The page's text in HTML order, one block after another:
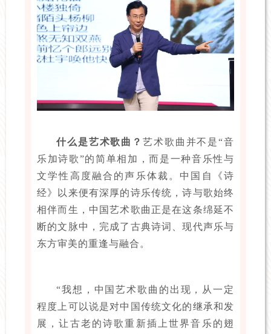
什么是艺术歌曲？ 艺术歌曲并不是“音
乐加诗歌”的简单相加，而是一种音乐性与
文学性高度融合的声乐体裁。中国自《诗
经》以来便有深厚的诗乐传统，诗与歌始终
相伴而生，中国艺术歌曲正是在这条绵延不
断的文脉中，完成了古典诗词、现代声乐与
东方审美的重逢与融合。
“我想，中国艺术歌曲的出现，从一定
程度上可以说是对中国传统文化的继承和发
展，让古老的诗歌重新插上世界音乐的翅